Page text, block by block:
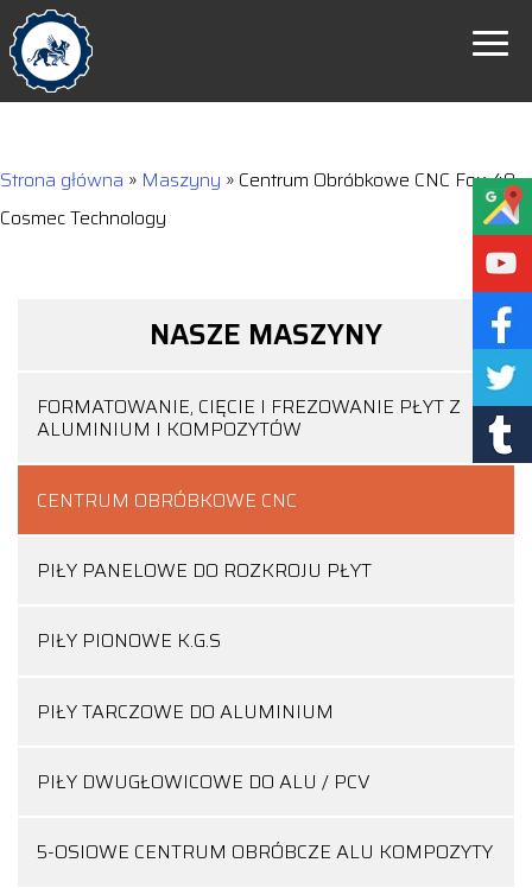
Strona główna » Maszyny » Centrum Obróbkowe CNC Fox 48
Cosmec Technology
NASZE MASZYNY
FORMATOWANIE, CIĘCIE I FREZOWANIE PŁYT Z
ALUMINIUM I KOMPOZYTÓW
CENTRUM OBRÓBKOWE CNC
PIŁY PANELOWE DO ROZKROJU PŁYT
PIŁY PIONOWE K.G.S
PIŁY TARCZOWE DO ALUMINIUM
PIŁY DWUGŁOWICOWE DO ALU / PCV
5-OSIOWE CENTRUM OBRÓBCZE ALU KOMPOZYTY